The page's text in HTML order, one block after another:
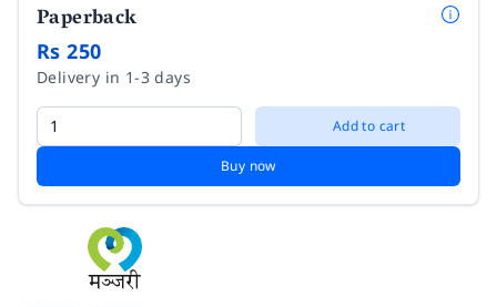
Paperback
Rs 250
Delivery in 1-3 days
Add to cart
Buy now